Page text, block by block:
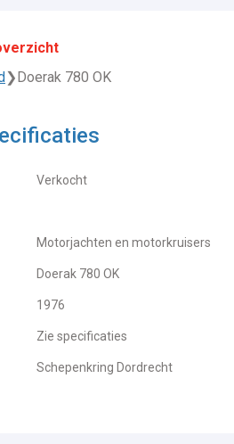
❯Doerak 780 OK
Verkocht
Motorjachten en motorkruisers
Doerak 780 OK
1976
Zie specificaties
Schepenkring Dordrecht